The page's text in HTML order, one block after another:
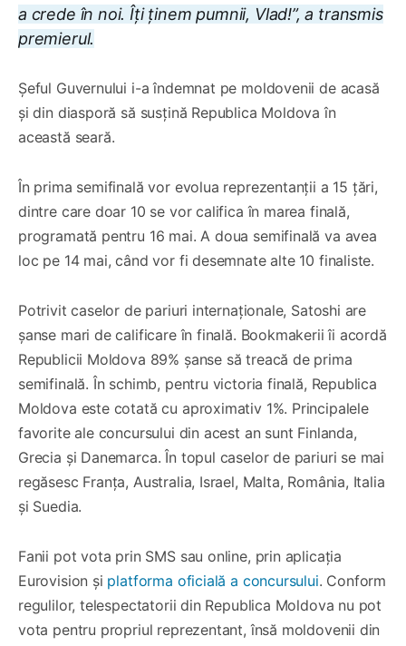
a crede în noi. Îți ținem pumnii, Vlad!”, a transmis
premierul.
Șeful Guvernului i-a îndemnat pe moldovenii de acasă
și din diasporă să susțină Republica Moldova în
această seară.
În prima semifinală vor evolua reprezentanții a 15 țări,
dintre care doar 10 se vor califica în marea finală,
programată pentru 16 mai. A doua semifinală va avea
loc pe 14 mai, când vor fi desemnate alte 10 finaliste.
Potrivit caselor de pariuri internaționale, Satoshi are
șanse mari de calificare în finală. Bookmakerii îi acordă
Republicii Moldova 89% șanse să treacă de prima
semifinală. În schimb, pentru victoria finală, Republica
Moldova este cotată cu aproximativ 1%. Principalele
favorite ale concursului din acest an sunt Finlanda,
Grecia și Danemarca. În topul caselor de pariuri se mai
regăsesc Franța, Australia, Israel, Malta, România, Italia
și Suedia.
Fanii pot vota prin SMS sau online, prin aplicația
Eurovision și platforma oficială a concursului. Conform
regulilor, telespectatorii din Republica Moldova nu pot
vota pentru propriul reprezentant, însă moldovenii din